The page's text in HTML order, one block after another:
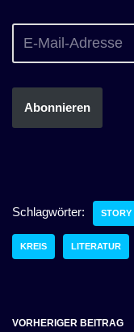
Abonnieren
Schlagwörter: STORY
KREIS LITERATUR
VORHERIGER BEITRAG